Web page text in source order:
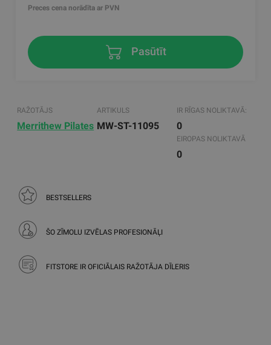
Preces cena norādīta ar PVN
Pasūtīt
RAŽOTĀJS
Merrithew Pilates
ARTIKULS
MW-ST-11095
IR RĪGAS NOLIKTAVĀ:
0
EIROPAS NOLIKTAVĀ
0
BESTSELLERS
ŠO ZĪMOLU IZVĒLAS PROFESIONĀĻI
FITSTORE IR OFICIĀLAIS RAŽOTĀJA DĪLERIS